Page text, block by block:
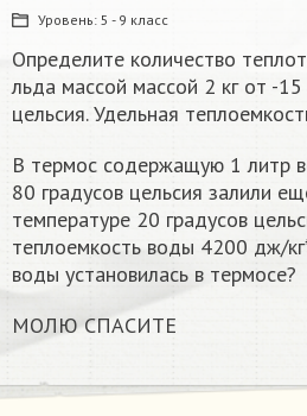
Уровень: 5 - 9 класс
Определите количество
льда массой массой 2 кг от -
цельсия. Удельная
В термос содержащую 1 литр
80 градусов цельсия залили
температуре 20 градусов
теплоемкость воды 4200 дж/
воды установилась в термосе?
МОЛЮ СПАСИТЕ